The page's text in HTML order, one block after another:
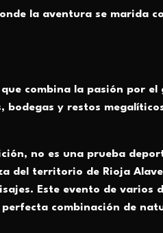
la aventura se marida
combina la pasión por el
bodegas y restos megalítico
no es una prueba
del territorio de Rioja
Este evento de varios
combinación de